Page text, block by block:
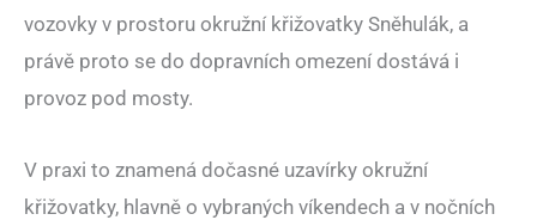
vozovky v prostoru okružní křižovatky Sněhulák, a
právě proto se do dopravních omezení dostává i
provoz pod mosty.
V praxi to znamená dočasné uzavírky okružní
křižovatky, hlavně o vybraných víkendech a v nočních